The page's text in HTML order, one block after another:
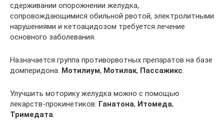
сдерживании опорожнении желудка,
сопровождающимися обильной рвотой, электролитными
нарушениями и кетоацидозом требуется лечение
основного заболевания.
Назначается группа противорвотных препаратов на базе
домперидона: Мотилиум, Мотилак, Пассажикс.
Улучшить моторику желудка можно с помощью
лекарств-прокинетиков: Ганатона, Итомеда,
Тримедата.